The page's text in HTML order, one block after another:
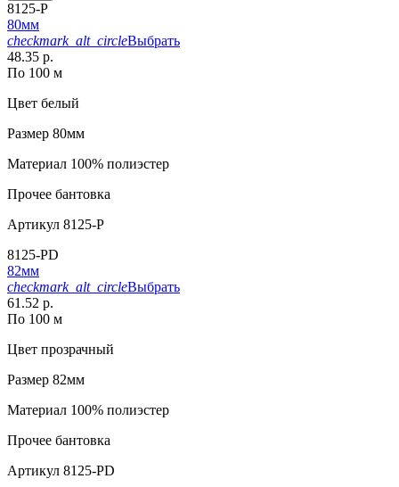
8125-P
80мм
checkmark_alt_circleВыбрать
48.35 р.
По 100 м
Цвет белый
Размер 80мм
Материал 100% полиэстер
Прочее бантовка
Артикул 8125-P
8125-PD
82мм
checkmark_alt_circleВыбрать
61.52 р.
По 100 м
Цвет прозрачный
Размер 82мм
Материал 100% полиэстер
Прочее бантовка
Артикул 8125-PD